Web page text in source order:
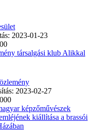
2023-01-23
társalgási klub Alikkal
2023-02-27
képzőművészek
kiállítása a brassói